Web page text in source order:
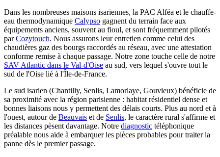
Dans les nombreuses maisons isariennes, la PAC Alféa et le chauffe-
eau thermodynamique Calypso gagnent du terrain face aux
équipements anciens, souvent au fioul, et sont fréquemment pilotés
parCozytouch. Nous assurons leur entretien comme celui des
chaudières gaz des bourgs raccordés au réseau, avec une attestation
conforme remise à chaque passage. Notre zone touche celle de notre
SAV Atlantic dans le Val-d'Oise au sud, vers lequel s'ouvre tout le
sud de l'Oise lié à l'Île-de-France.
Le sud isarien (Chantilly, Senlis, Lamorlaye, Gouvieux) bénéficie de
sa proximité avec la région parisienne : habitat résidentiel dense et
bonnes liaisons nous y permettent des délais courts. Plus au nord et à
l'ouest, autour de Beauvais et de Senlis, le caractère rural s'affirme et
les distances pèsent davantage. Notre diagnostic téléphonique
préalable nous aide à embarquer les pièces probables pour traiter la
panne dès le premier passage.